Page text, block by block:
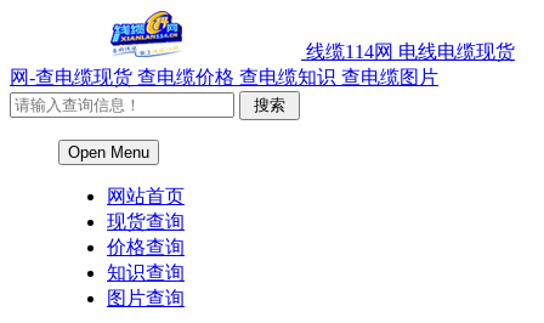
线缆114网 电线电缆现货
网-查电缆现货 查电缆价格 查电缆知识 查电缆图片
Open Menu
网站首页
现货查询
价格查询
知识查询
图片查询